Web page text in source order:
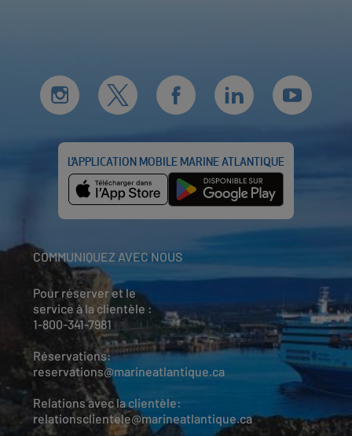
L’APPLICATION MOBILE MARINE ATLANTIQUE
COMMUNIQUEZ AVEC NOUS
Pour réserver et le
service à la clientèle :
1-800-341-7981
Réservations:
reservations@marineatlantique.ca
Relations avec la clientèle:
relationsclientele@marineatlantique.ca